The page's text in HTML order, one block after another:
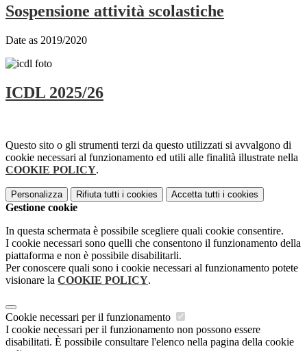
Sospensione attività scolastiche
Date as 2019/2020
ICDL 2025/26
Questo sito o gli strumenti terzi da questo utilizzati si avvalgono di
cookie necessari al funzionamento ed utili alle finalità illustrate nella
COOKIE POLICY.
Personalizza Rifiuta tutti i cookies Accetta tutti i cookies
Gestione cookie
In questa schermata è possibile scegliere quali cookie consentire.
I cookie necessari sono quelli che consentono il funzionamento della
piattaforma e non è possibile disabilitarli.
Per conoscere quali sono i cookie necessari al funzionamento potete
visionare la COOKIE POLICY.
Cookie necessari per il funzionamento
I cookie necessari per il funzionamento non possono essere
disabilitati. È possibile consultare l'elenco nella pagina della cookie